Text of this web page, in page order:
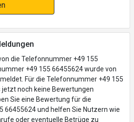
die Telefonnummer +49 155
+49 155 66455624 wurde von
Für die Telefonnummer +49 155
jetzt noch keine Bewertungen
Sie eine Bewertung für die
66455624 und helfen Sie Nutzern wie
oder eventuelle Betrüge zu